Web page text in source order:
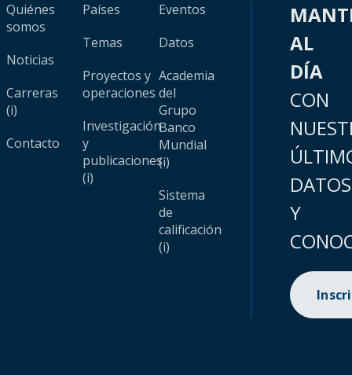
Quiénes
somos
Noticias
Carreras
(i)
Contacto
Países
Temas
Proyectos y
operaciones
Investigación
y
publicaciones
(i)
Eventos
Datos
Academia
del
Grupo
Banco
Mundial
(i)
Sistema
de
calificación
(i)
AL
DÍA
CON
DATOS
Y